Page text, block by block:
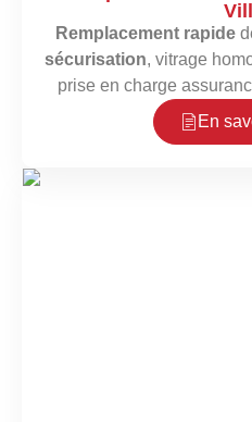
Remplacement rapide
sécurisation, vitrage
prise en charge
En